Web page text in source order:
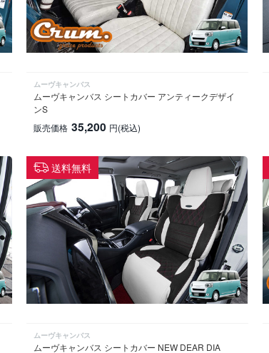
ムーヴキャンバス
ムーヴキャンバス シートカバー アンティークデザイ
ンS
販売価格 35,200 円(税込)
送料無料
ムーヴキャンバス
ムーヴキャンバス シートカバー NEW DEAR DIA